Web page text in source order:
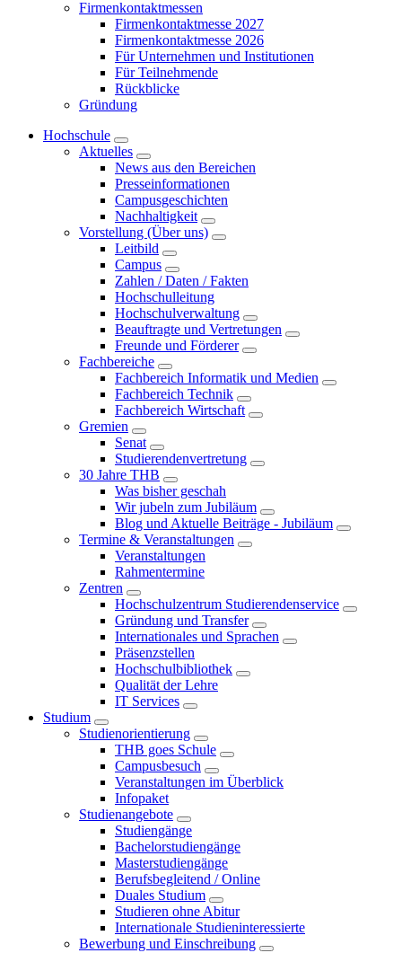
Firmenkontaktmessen
Firmenkontaktmesse 2027
Firmenkontaktmesse 2026
Für Unternehmen und Institutionen
Für Teilnehmende
Rückblicke
Gründung
Hochschule
Aktuelles
News aus den Bereichen
Presseinformationen
Campusgeschichten
Nachhaltigkeit
Vorstellung (Über uns)
Leitbild
Campus
Zahlen / Daten / Fakten
Hochschulleitung
Hochschulverwaltung
Beauftragte und Vertretungen
Freunde und Förderer
Fachbereiche
Fachbereich Informatik und Medien
Fachbereich Technik
Fachbereich Wirtschaft
Gremien
Senat
Studierendenvertretung
30 Jahre THB
Was bisher geschah
Wir jubeln zum Jubiläum
Blog und Aktuelle Beiträge - Jubiläum
Termine & Veranstaltungen
Veranstaltungen
Rahmentermine
Zentren
Hochschulzentrum Studierendenservice
Gründung und Transfer
Internationales und Sprachen
Präsenzstellen
Hochschulbibliothek
Qualität der Lehre
IT Services
Studium
Studienorientierung
THB goes Schule
Campusbesuch
Veranstaltungen im Überblick
Infopaket
Studienangebote
Studiengänge
Bachelorstudiengänge
Masterstudiengänge
Berufsbegleitend / Online
Duales Studium
Studieren ohne Abitur
Internationale Studieninteressierte
Bewerbung und Einschreibung